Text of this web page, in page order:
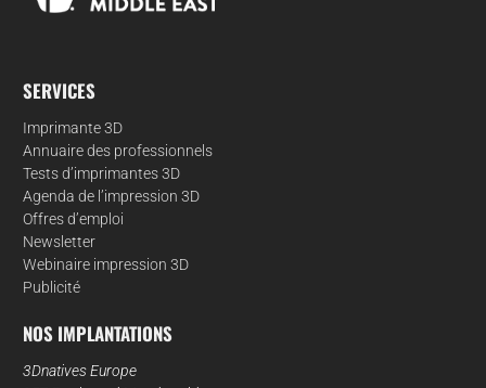
SERVICES
Imprimante 3D
Annuaire des professionnels
Tests d’imprimantes 3D
Agenda de l’impression 3D
Offres d’emploi
Newsletter
Webinaire impression 3D
Publicité
NOS IMPLANTATIONS
3Dnatives Europe